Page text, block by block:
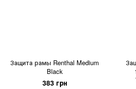
Защита рамы Renthal Medium
Black
383 грн